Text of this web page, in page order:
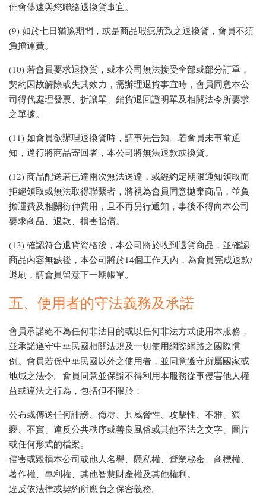
們會儘速與您聯絡退換貨事宜。
(9) 如於七日猶豫期間，或是商品瑕疵所致之退換貨，會員不須
負擔運費。
(10) 若會員要求退換貨，或本公司無法接受全部或部分訂單，
契約因故解除或失其效力，需辦理退貨事宜時，會員同意本公
司得代處理發票、折讓單、銷貨退回證明單及相關法令所要求
之單據。
(11) 如會員欲辦理退換貨時，請事先告知。若會員未事前通
知，逕行將商品寄回者，本公司將無法退款或換貨。
(12) 商品配送若已達兩次無法送達，或經約定期限通知領取而
拒絕領取或無法取得聯繫者，將視為會員同意拋棄商品，並負
擔運費及相關衍伸費用，且不再另行通知，事後不得向本公司
要求商品、退款、損害賠償。
(13) 確認符合退貨資格後，本公司將於收到退貨商品，並確認
商品內容無缺後，本公司將於14個工作天內，為會員完成退款/
退刷，請會員留意下一期帳單。
五、使用者的守法義務及承諾
會員承諾絕不為任何非法目的或以任何非法方式使用本服務，
並承諾遵守中華民國相關法規及一切使用網際網路之國際慣
例。會員若係中華民國以外之使用者，並同意遵守所屬國家或
地域之法令。會員同意並保證不得利用本服務從事侵害他人權
益或違法之行為，包括但不限於：
公布或傳送任何誹謗、侮辱、具威脅性、攻擊性、不雅、猥
褻、不實、違反公共秩序或善良風俗或其他不法之文字、圖片
或任何形式的檔案。
侵害或毀損本公司或他人名譽、隱私權、營業秘密、商標權、
著作權、專利權、其他智慧財產權及其他權利。
違反依法律或契約所應負之保密義務。